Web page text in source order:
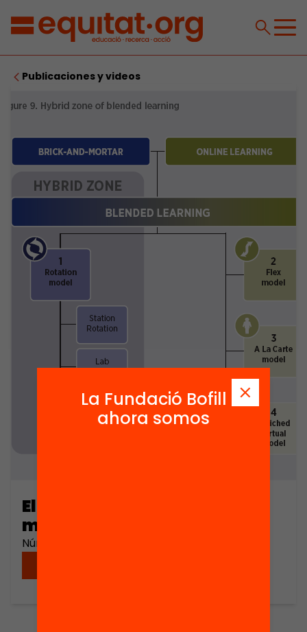
Publicaciones y videos
El tiempo libre hoy = ocio del
mañana
Número de páginas: 81
La Fundació Bofill
ahora somos